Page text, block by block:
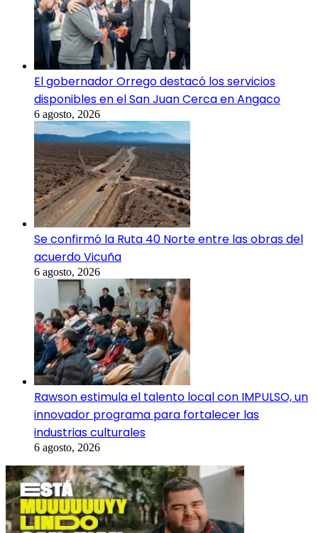
El gobernador Orrego destacó los servicios
disponibles en el San Juan Cerca en Angaco
6 agosto, 2026
Se confirmó la Ruta 40 Norte entre las obras del
acuerdo Vicuña
6 agosto, 2026
Rawson estimula el talento local con IMPULSO, un
innovador programa para fortalecer las
industrias culturales
6 agosto, 2026